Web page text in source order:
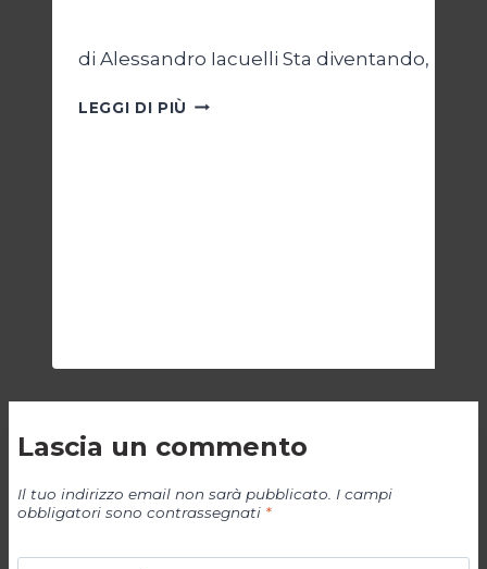
di Alessandro Iacuelli Sta diventando,
LEGGI DI PIÙ LA
Lascia un commento
Il tuo indirizzo email non sarà pubblicato. I campi
obbligatori sono contrassegnati *